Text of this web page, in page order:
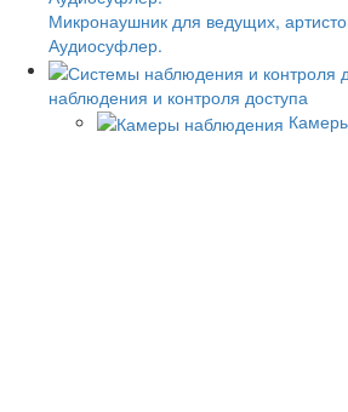
Микронаушник для ведущих,
Аудиосуфлер.
наблюдения и контроля доступа